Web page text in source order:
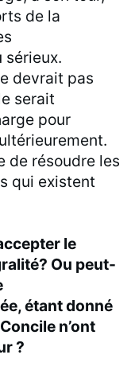
de la
sérieux.
devrait pas
serait
pour
de résoudre les
qui existent
le
Ou peut-
étant donné
n’ont
?